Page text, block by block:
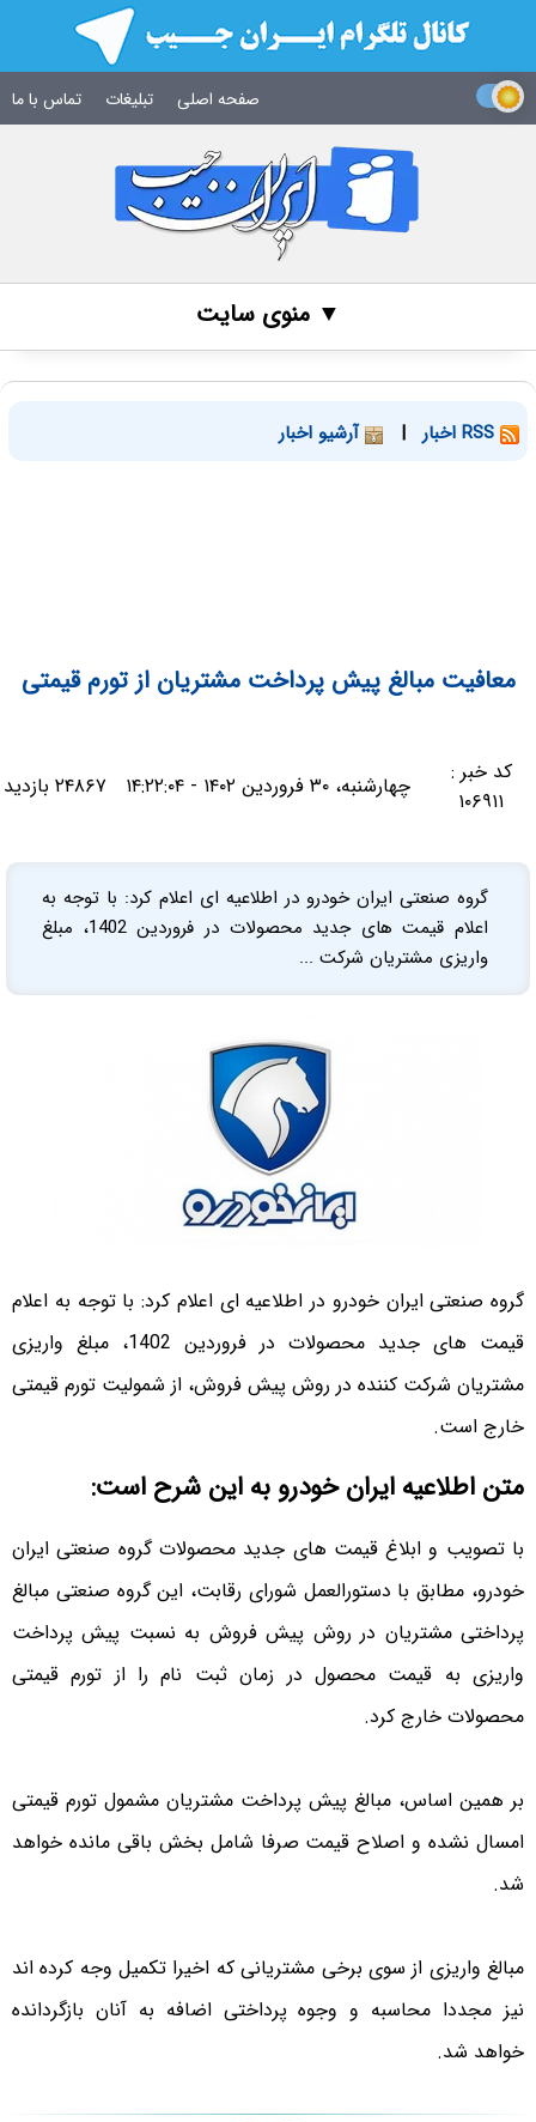
صفحه اصلی تبلیغات تماس با ما
▼ منوی سایت
| آرشیو اخبار
معافیت مبالغ پیش پرداخت مشتریان از تورم قیمتی
کد خبر :
۱۰۶۹۱۱
چهارشنبه، ۳۰ فروردین ۱۴۰۲ - ۱۴:۲۲:۰۴ ۲۴۸۶۷ بازدید
گروه صنعتی ایران خودرو در اطلاعیه ای اعلام کرد: با توجه به
اعلام قیمت های جدید محصولات در فروردین 1402، مبلغ
واریزی مشتریان شرکت ...
گروه صنعتی ایران خودرو در اطلاعیه ای اعلام کرد: با توجه به اعلام
قیمت های جدید محصولات در فروردین 1402، مبلغ واریزی
مشتریان شرکت کننده در روش پیش فروش، از شمولیت تورم قیمتی
خارج است.
متن اطلاعیه ایران خودرو به این شرح است:
با تصویب و ابلاغ قیمت های جدید محصولات گروه صنعتی ایران
خودرو، مطابق با دستورالعمل شورای رقابت، این گروه صنعتی مبالغ
پرداختی مشتریان در روش پیش فروش به نسبت پیش پرداخت
واریزی به قیمت محصول در زمان ثبت نام را از تورم قیمتی
محصولات خارج کرد.
بر همین اساس، مبالغ پیش پرداخت مشتریان مشمول تورم قیمتی
امسال نشده و اصلاح قیمت صرفا شامل بخش باقی مانده خواهد
شد.
مبالغ واریزی از سوی برخی مشتریانی که اخیرا تکمیل وجه کرده اند
نیز مجددا محاسبه و وجوه پرداختی اضافه به آنان بازگردانده
خواهد شد.